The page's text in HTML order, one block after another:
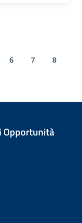
6 7 8
Opportunità